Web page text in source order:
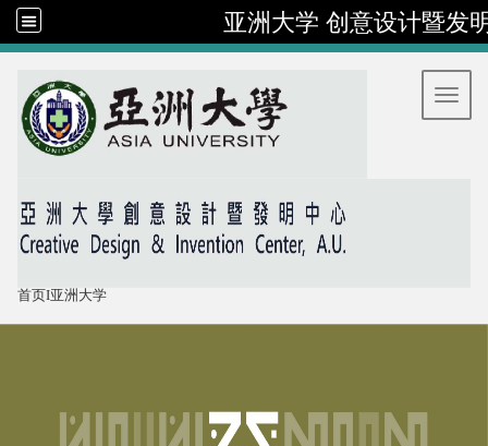
亚洲大学 创意设计暨发
首页I亚洲大学